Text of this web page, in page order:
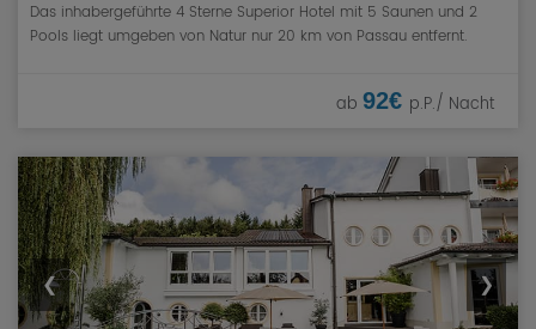
Das inhabergeführte 4 Sterne Superior Hotel mit 5 Saunen und 2
Pools liegt umgeben von Natur nur 20 km von Passau entfernt.
ab 92€ p.P./ Nacht
❮ ❯